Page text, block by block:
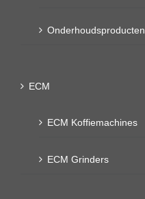
Onderhoudsproducten
ECM
ECM Koffiemachines
ECM Grinders